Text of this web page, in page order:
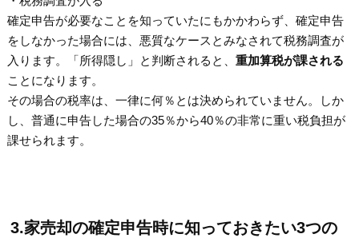
確定申告が必要なことを知っていたにもかかわらず、確定申告
をしなかった場合には、悪質なケースとみなされて税務調査が
入ります。「所得隠し」と判断されると、 重加算税が課される
ことになります。
その場合の税率は、一律に何％とは決められていません。しか
し、普通に申告した場合の35％から40％の非常に重い税負担が
課せられます。
3.家売却の確定申告時に知っておきたい3つの